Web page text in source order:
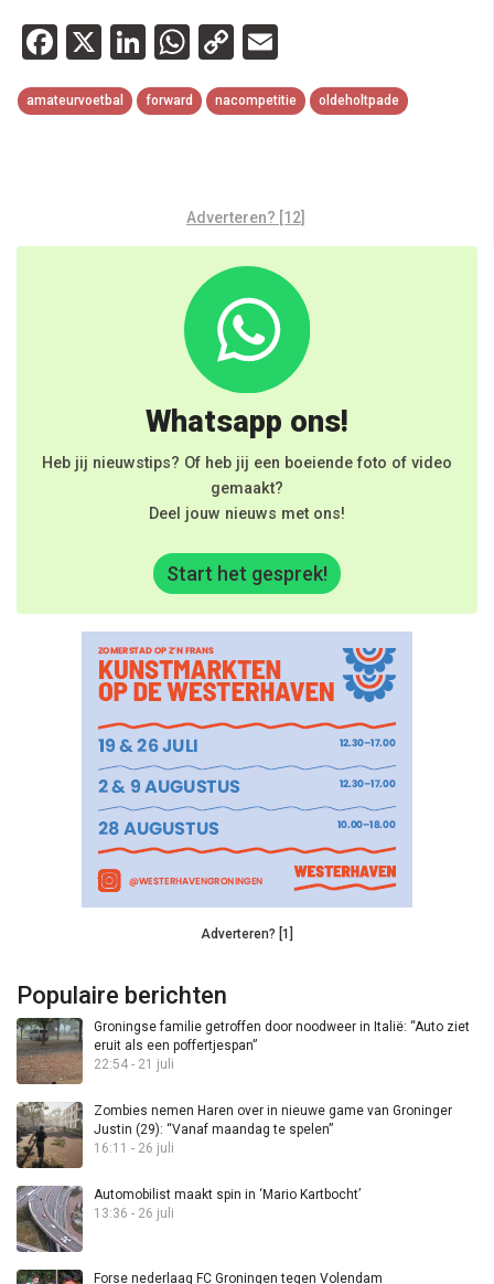
Facebook
X LinkedIn
WhatsApp
Copy
Link
amateurvoetbal forward nacompetitie oldeholtpade
Adverteren? [12]
Whatsapp ons!
Heb jij nieuwstips? Of heb jij een boeiende foto of video
gemaakt?
Deel jouw nieuws met ons!
Start het gesprek!
Adverteren? [1]
Populaire berichten
Groningse familie getroffen door noodweer in Italië: “Auto ziet
eruit als een poffertjespan”
22:54 - 21 juli
Zombies nemen Haren over in nieuwe game van Groninger
Justin (29): “Vanaf maandag te spelen”
16:11 - 26 juli
Automobilist maakt spin in ‘Mario Kartbocht’
13:36 - 26 juli
Forse nederlaag FC Groningen tegen Volendam